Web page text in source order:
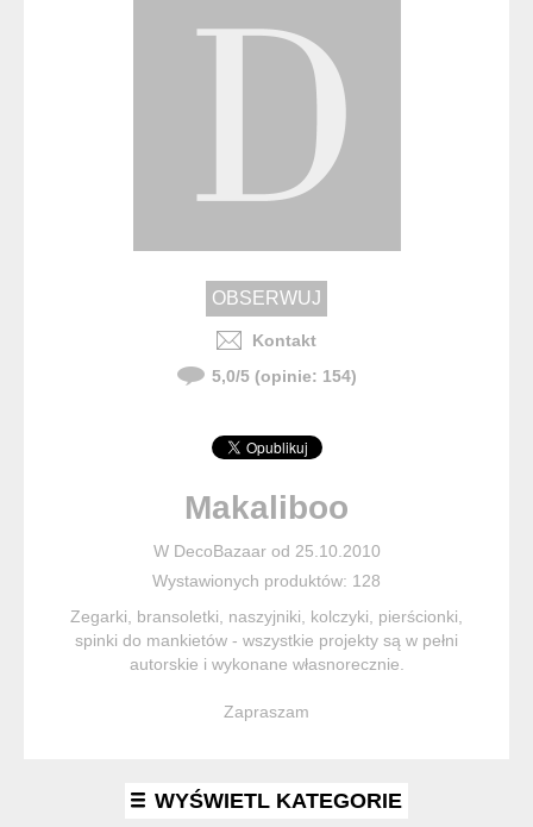
Kontakt
5,0/5(opinie: 154)
Makaliboo
W DecoBazaar od 25.10.2010
Wystawionych produktów: 128
Zegarki, bransoletki, naszyjniki, kolczyki, pierścionki,
spinki do mankietów - wszystkie projekty są w pełni
autorskie i wykonane własnorecznie.
Zapraszam
WYŚWIETL KATEGORIE